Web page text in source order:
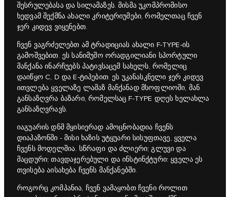
შესრულებასა და სილამაზეს. მისმა უკომპრომისო
ხედვამ შექმნა ახალი კრიტერიუმები, რომელთაც ჩვენ
ჯერ კიდევ ვიყენებთ.
ჩვენ ვაგრძელებთ ამ ტრადიციას ახალი F‑TYPE-ის
გამოშვებით. ეს სანიმუშო ორადგილიანი სპორტული
მანქანა ინარჩუებს პატივსაცემ სახელს, რომელიც
დაიწყო C, D და E-ტიპებით. ეს უკანასკნელი ჯერ კიდევ
ითვლება ყველაზე ლამაზ მანქანად მსოფლიოში, მან
განსაზღვრა ბაზარი, რომელსაც F‑TYPE დღეს ხელახლა
განსაზღვრავს.
იაგუარის დნმ მყისიერად ამოცნობადია ჩვენს
დიაპაზონში - მისი ხაზის უტყუარი სისუფთავე, ყველა
ჩვენს მოდელშია. სწრაფი და ძლიერი; გლუვი და
მაცდური; თავდაჯერებული და ინსტინქტური: ყველა ეს
თვისება აისახება ჩვენს მანქანებში.
როგორც კომპანია, ჩვენ ვამაყობთ ჩვენი როლით